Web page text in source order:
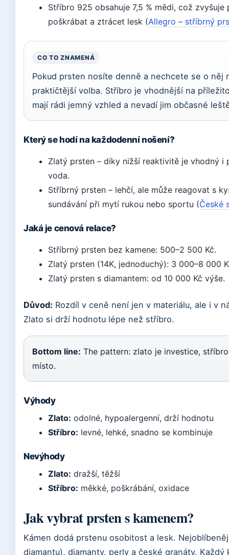
Stříbro 925 obsahuje 7,5 % mědi, což
poškrábat a ztrácet lesk (Allegro – stříbrný
CO TO ZNAMENÁ
Pokud prsten nosíte denně a nechcete se o něj
praktičtější volba. Stříbro je vhodnější na
mají rádi jemný vzhled a nevadí jim občasné
Který se hodí na každodenní nošení?
Zlatý prsten – díky nižší reaktivitě je vhodný i
voda.
Stříbrný prsten – lehčí, ale může reagovat s
sundávání při mytí rukou nebo sportu (České
Jaká je cenová relace?
Stříbrný prsten bez kamene: 500–2 500 Kč.
Zlatý prsten (14K, jednoduchý): 3 000–8 000
Zlatý prsten s diamantem: od 10 000 Kč výše.
Důvod: Rozdíl v ceně není jen v materiálu, ale i v
Zlato si drží hodnotu lépe než stříbro.
Bottom line: The pattern: zlato je investice,
místo.
Výhody
Zlato: odolné, hypoalergenní, drží hodnotu
Stříbro: levné, lehké, snadno se kombinuje
Nevýhody
Zlato: dražší, těžší
Stříbro: měkké, poškrábání, oxidace
Jak vybrat prsten s kamenem?
Kámen dodá prstenu osobitost a lesk.
diamantu), diamanty, perly a české granáty.